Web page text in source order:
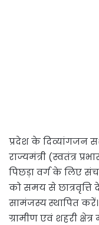
प्रदेश के दिव्यांगजन
राज्यमंत्री (स्वतंत्र
पिछड़ा वर्ग के लिए
को समय से
सामंजस्य स्थापित
ग्रामीण एवं शहरी